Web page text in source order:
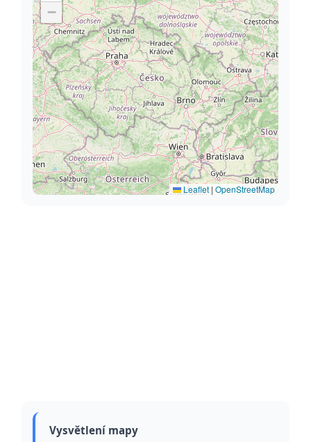
−
Leaflet | OpenStreetMap
Vysvětlení mapy